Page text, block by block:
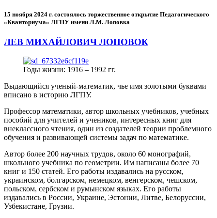
15 ноября 2024 г. состоялось торжественное открытие Педагогического
«Кванториума» ЛГПУ имени Л.М. Лоповка
ЛЕВ МИХАЙЛОВИЧ ЛОПОВОК
Годы жизни: 1916 – 1992 гг.
Выдающийся ученый-математик, чье имя золотыми буквами
вписано в историю ЛГПУ.
Профессор математики, автор школьных учебников, учебных
пособий для учителей и учеников, интересных книг для
внеклассного чтения, один из создателей теории проблемного
обучения и развивающей системы задач по математике.
Автор более 200 научных трудов, около 60 монографий,
школьного учебника по геометрии. Им написаны более 70
книг и 150 статей. Его работы издавались на русском,
украинском, болгарском, немецком, венгерском, чешском,
польском, сербском и румынском языках. Его работы
издавались в России, Украине, Эстонии, Литве, Белоруссии,
Узбекистане, Грузии.